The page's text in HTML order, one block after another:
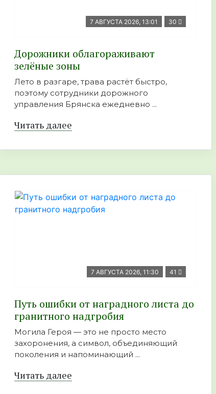
7 АВГУСТА 2026, 13:01 30
Дорожники облагораживают
зелёные зоны
Лето в разгаре, трава растёт быстро,
поэтому сотрудники дорожного
управления Брянска ежедневно ...
Читать далее
7 АВГУСТА 2026, 11:30 41
Путь ошибки от наградного листа до
гранитного надгробия
Могила Героя — это не просто место
захоронения, а символ, объединяющий
поколения и напоминающий ...
Читать далее